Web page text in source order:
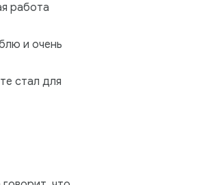
работа
и очень
стал для